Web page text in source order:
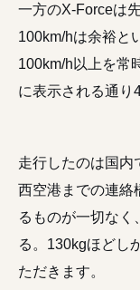
一方のX-Forceは
100km/hは余裕と
100km/h以上を常
に表示される通り
走行したのは国内
西空港までの連絡
るものが一切なく
る。130kgほどし
ただきます。